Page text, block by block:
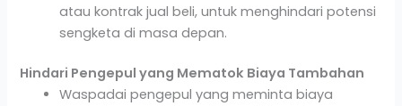
atau kontrak jual beli, untuk menghindari potensi
sengketa di masa depan.
Hindari Pengepul yang Mematok Biaya Tambahan
Waspadai pengepul yang meminta biaya